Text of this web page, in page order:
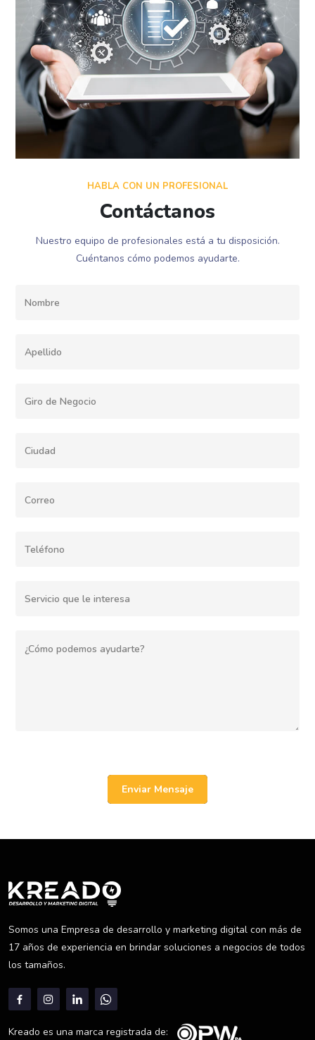
HABLA CON UN PROFESIONAL
Contáctanos
Nuestro equipo de profesionales está a tu disposición.
Cuéntanos cómo podemos ayudarte.
Enviar Mensaje
Somos una Empresa de desarrollo y marketing digital con más de
17 años de experiencia en brindar soluciones a negocios de todos
los tamaños.
Kreado es una marca registrada de: